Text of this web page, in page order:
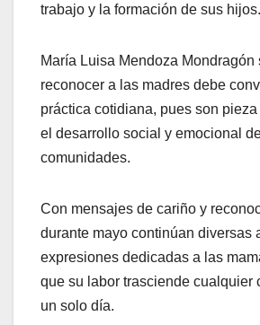
trabajo y la formación de sus hijos.
María Luisa Mendoza Mondragón
reconocer a las madres debe
práctica cotidiana, pues son
el desarrollo social y emocional
comunidades.
Con mensajes de cariño y
durante mayo continúan diversas
expresiones dedicadas a las
que su labor trasciende cualquier
un solo día.